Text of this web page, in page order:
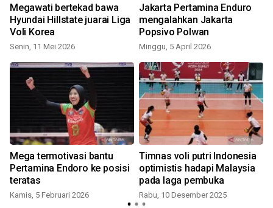
Megawati bertekad bawa
Hyundai Hillstate juarai Liga
Voli Korea
Senin, 11 Mei 2026
Jakarta Pertamina Enduro
mengalahkan Jakarta
Popsivo Polwan
Minggu, 5 April 2026
Mega termotivasi bantu
Pertamina Endoro ke posisi
teratas
Kamis, 5 Februari 2026
Timnas voli putri Indonesia
optimistis hadapi Malaysia
pada laga pembuka
Rabu, 10 Desember 2025